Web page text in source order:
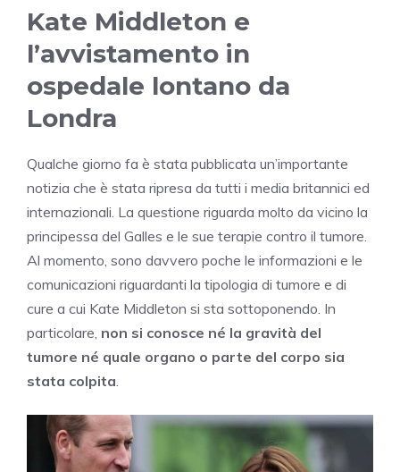
Kate Middleton e
l’avvistamento in
ospedale lontano da
Londra
Qualche giorno fa è stata pubblicata un’importante
notizia che è stata ripresa da tutti i media britannici ed
internazionali. La questione riguarda molto da vicino la
principessa del Galles e le sue terapie contro il tumore.
Al momento, sono davvero poche le informazioni e le
comunicazioni riguardanti la tipologia di tumore e di
cure a cui Kate Middleton si sta sottoponendo. In
particolare, non si conosce né la gravità del
tumore né quale organo o parte del corpo sia
stata colpita